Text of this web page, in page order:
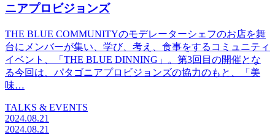
ニアプロビジョンズ
THE BLUE COMMUNITYのモデレーターシェフのお店を舞
台にメンバーが集い、学び、考え、食事をするコミュニティ
イベント、「THE BLUE DINNING」。第3回目の開催とな
る今回は、パタゴニアプロビジョンズの協力のもと、「美
味…
TALKS & EVENTS
2024.08.21
2024.08.21